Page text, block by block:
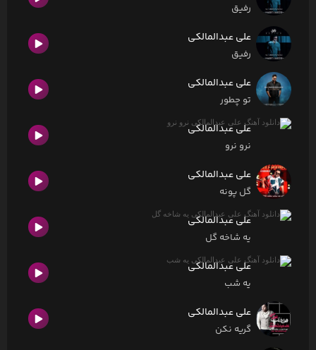
رفیق
علی عبدالمالکی
رفیق
علی عبدالمالکی
تو چطور
علی عبدالمالکی
نرو نرو
علی عبدالمالکی
گل پونه
علی عبدالمالکی
یه شاخه گل
علی عبدالمالکی
یه شب
علی عبدالمالکی
گریه نکن